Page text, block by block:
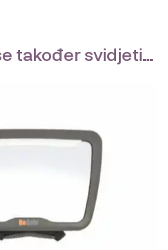
također svidjeti…